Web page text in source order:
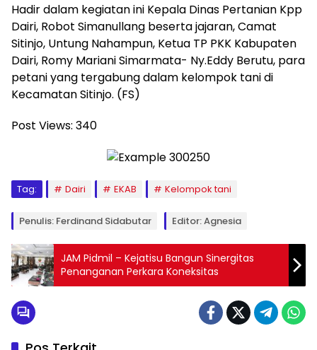
Hadir dalam kegiatan ini Kepala Dinas Pertanian Kpp
Dairi, Robot Simanullang beserta jajaran, Camat
Sitinjo, Untung Nahampun, Ketua TP PKK Kabupaten
Dairi, Romy Mariani Simarmata- Ny.Eddy Berutu, para
petani yang tergabung dalam kelompok tani di
Kecamatan Sitinjo. (FS)
Post Views: 340
Tag: Dairi EKAB Kelompok tani
Penulis: Ferdinand Sidabutar Editor: Agnesia
JAM Pidmil – Kejatisu Bangun Sinergitas
Penanganan Perkara Koneksitas